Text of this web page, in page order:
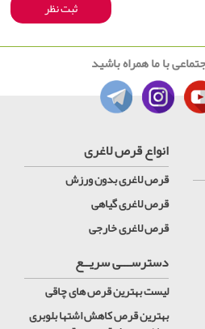
با ما همراه باشید
انواع قرص لاغری
قرص لاغری بدون ورزش
قرص لاغری گیاهی
قرص لاغری خارجی
دسترســـی سریــع
لیست بهترین قرص های چاقی
بهترین قرص کاهش اشتها بلوبری